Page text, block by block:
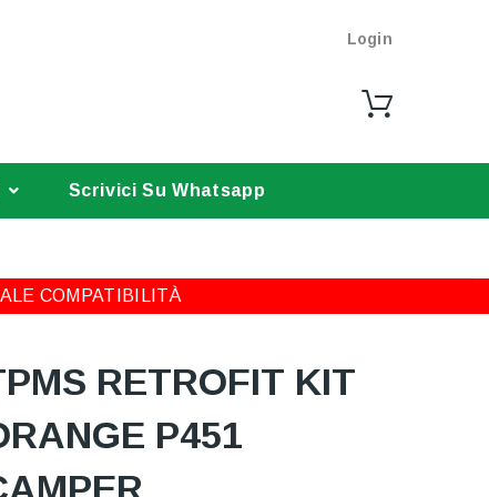
Login
Scrivici Su Whatsapp
COMPATIBILITÀ
RETROFIT KIT
P451